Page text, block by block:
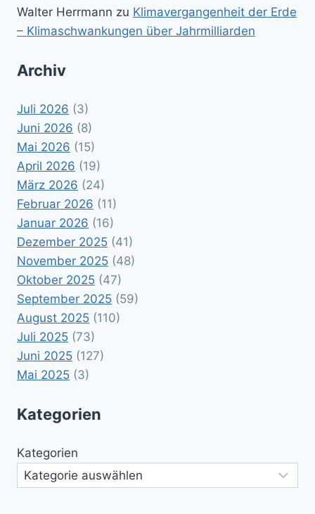
Walter Herrmann zu Klimavergangenheit der Erde
– Klimaschwankungen über Jahrmilliarden
Archiv
Juli 2026 (3)
Juni 2026 (8)
Mai 2026 (15)
April 2026 (19)
März 2026 (24)
Februar 2026 (11)
Januar 2026 (16)
Dezember 2025 (41)
November 2025 (48)
Oktober 2025 (47)
September 2025 (59)
August 2025 (110)
Juli 2025 (73)
Juni 2025 (127)
Mai 2025 (3)
Kategorien
Kategorien